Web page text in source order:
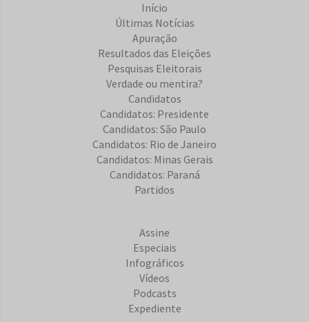
Início
Últimas Notícias
Apuração
Resultados das Eleições
Pesquisas Eleitorais
Verdade ou mentira?
Candidatos
Candidatos: Presidente
Candidatos: São Paulo
Candidatos: Rio de Janeiro
Candidatos: Minas Gerais
Candidatos: Paraná
Partidos
Assine
Especiais
Infográficos
Vídeos
Podcasts
Expediente